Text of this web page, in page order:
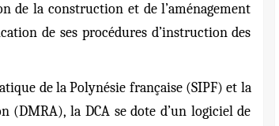
de la construction et de l’aménagement
de ses procédures d’instruction des
de la Polynésie française (SIPF) et la
la DCA se dote d’un logiciel de